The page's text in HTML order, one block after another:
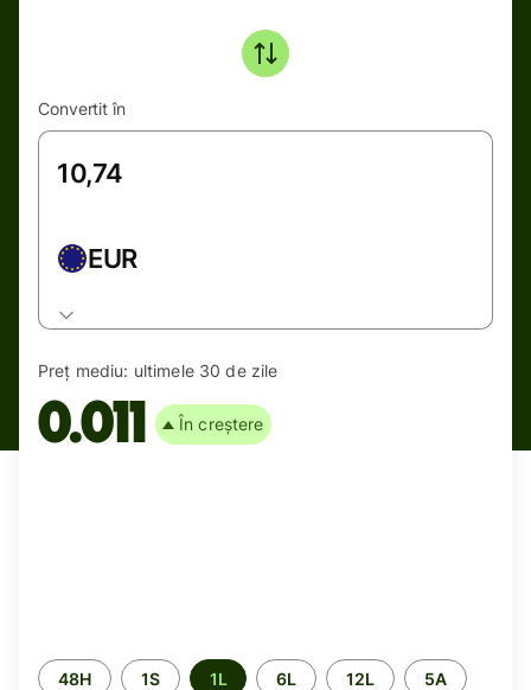
Convertit în
EUR
Preț mediu: ultimele 30 de zile
0.011 În creștere
Perioada
48H 1S 1L 6L 12L 5A